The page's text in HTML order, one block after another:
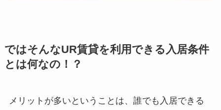
ではそんなUR賃貸を利用できる入居条件
とは何なの！？
メリットが多いということは、誰でも入居できる